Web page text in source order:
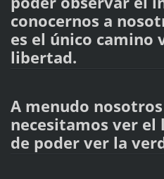
conocernos a
es el único camino
libertad.
A menudo
necesitamos ver el
de poder ver la